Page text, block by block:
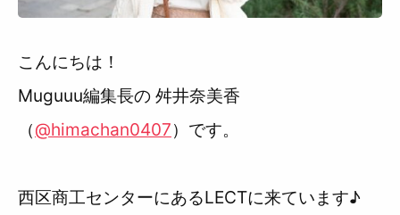
こんにちは！
Muguuu編集長の 舛井奈美香
（@himachan0407）です。
西区商工センターにあるLECTに来ています♪